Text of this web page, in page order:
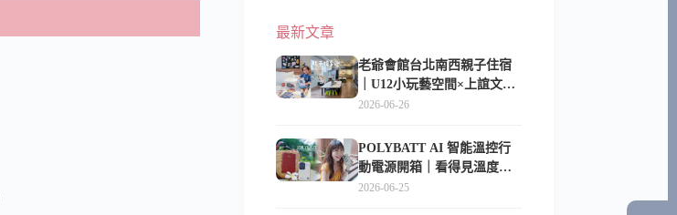
最新文章
老爺會館台北南西親子住宿
｜U12小玩藝空間×上誼文
化，暑假帶孩子這樣玩
2026-06-26
POLYBATT AI 智能溫控行
動電源開箱｜看得見溫度與
電量，外出更安心的
2026-06-25